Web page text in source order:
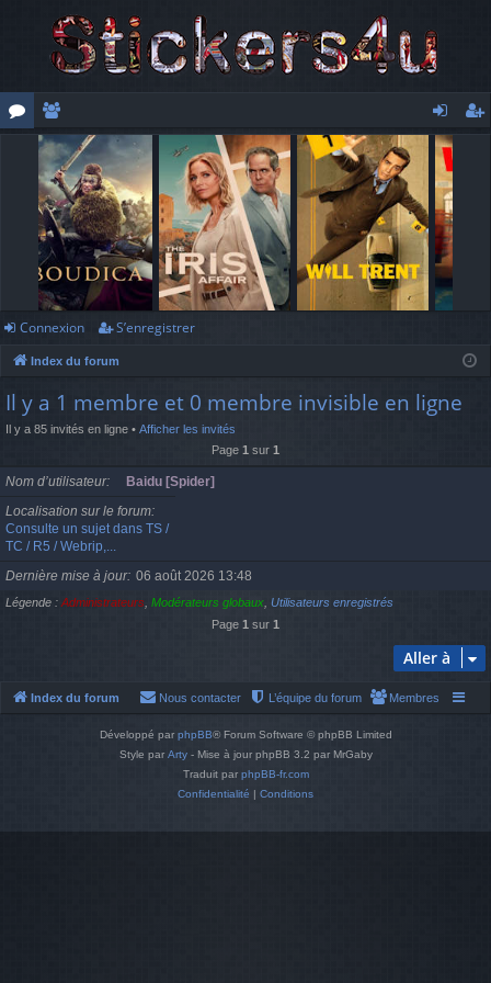
e
m
br
es
o
n
ne
xi
o
Connexion S’enregistrer
Index du forum
Il y a 1 membre et 0 membre invisible en ligne
Il y a 85 invités en ligne • Afficher les invités
Page 1 sur 1
Nom d’utilisateur
Baidu [Spider]
Localisation sur le forum
Consulte un sujet dans TS /
TC / R5 / Webrip,...
Dernière mise à jour 06 août 2026 13:48
Légende : Administrateurs Modérateurs globaux Utilisateurs enregistrés
Page 1 sur 1
Aller à
Index du forum Membres
L’équipe du forum
Nous contacter
Développé par phpBB® Forum Software © phpBB Limited
Style par Arty- Mise à jour phpBB 3.2 par MrGaby
Traduit par phpBB-fr.com
Confidentialité | Conditions